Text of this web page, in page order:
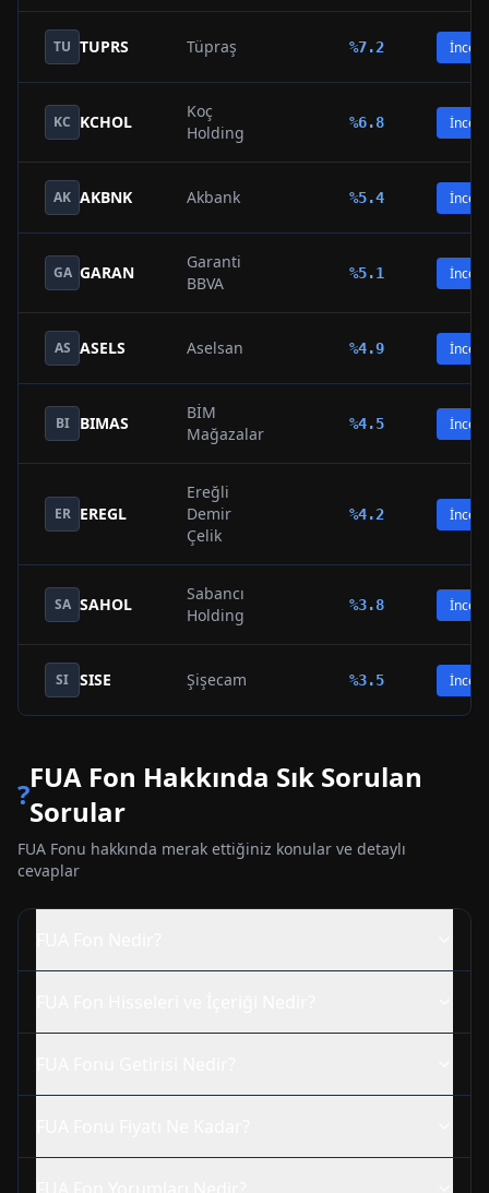
TU TUPRS Tüpraş %7.2 İncele
KC KCHOL
Koç
Holding
%6.8 İncele
AK AKBNK Akbank %5.4 İncele
GA GARAN
Garanti
BBVA
%5.1 İncele
AS ASELS Aselsan %4.9 İncele
BI BIMAS
BİM
Mağazalar
%4.5 İncele
ER EREGL
Ereğli
Demir
Çelik
%4.2 İncele
SA SAHOL
Sabancı
Holding
%3.8 İncele
SI SISE Şişecam %3.5 İncele
?FUA Fon Hakkında Sık Sorulan
Sorular
FUA Fonu hakkında merak ettiğiniz konular ve detaylı
cevaplar